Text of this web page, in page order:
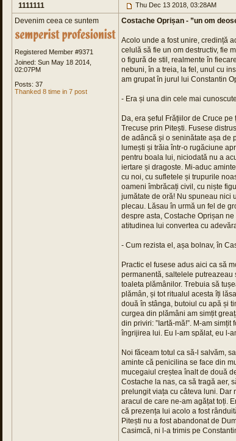
1111111 Thu Dec 13 2018, 03:28AM
Devenim ceea ce suntem
Registered Member #9371
Joined: Sun May 18 2014,
02:07PM
Posts: 37
Thanked 8 time in 7 post
Costache Oprișan - ”un om
Acolo unde a fost unire, credință
celulă să fie un om destructiv, fie
o figură de stil, realmente în
nebuni, în a treia, la fel, unul cu
am grupat în jurul lui Constantin
- Era și una din cele mai
Da, era șeful Frățiilor de Cruce
Trecuse prin Pitești. Fusese
de adâncă și o seninătate așa de
lumești și trăia într-o rugăciune
pentru boala lui, niciodată nu a
iertare și dragoste. Mi-aduc
cu noi, cu sufletele și trupurile
oameni îmbrăcați civil, cu niște
jumătate de oră! Nu spuneau nici
plecau. Lăsau în urmă un fel de
despre asta, Costache Oprișan
atitudinea lui convertea cu
- Cum rezista el, așa bolnav, în
Practic el fusese adus aici ca să
permanentă, saltelele putreazeau
toaleta plămânilor. Trebuia să
plămân, și tot ritualul acesta îți
două în stânga, butoiul cu apă și
curgea din plămâni am simțit
din priviri: ”Iartă-mă!”. M-am
îngrijirea lui. Eu l-am spălat, eu l-
Noi făceam totul ca să-l salvăm,
aminte că penicilina se face din
mucegaiul creștea înalt de două
Costache la nas, ca să tragă aer,
prelungit viața cu câteva luni. Dar
aracul de care ne-am agățat toți.
că prezența lui acolo a fost
Pitești nu a fost abandonat de
Casimcă, ni l-a trimis pe